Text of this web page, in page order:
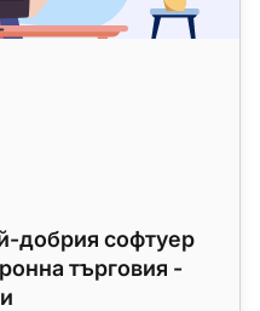
добрия софтуер
търговия -